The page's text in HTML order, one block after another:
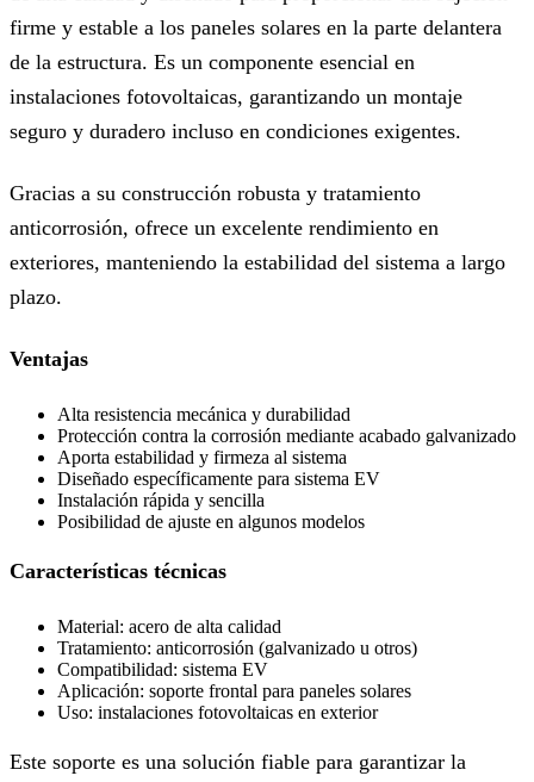
firme y estable a los paneles solares en la parte delantera
de la estructura. Es un componente esencial en
instalaciones fotovoltaicas, garantizando un montaje
seguro y duradero incluso en condiciones exigentes.
Gracias a su construcción robusta y tratamiento
anticorrosión, ofrece un excelente rendimiento en
exteriores, manteniendo la estabilidad del sistema a largo
plazo.
Ventajas
Alta resistencia mecánica y durabilidad
Protección contra la corrosión mediante acabado galvanizado
Aporta estabilidad y firmeza al sistema
Diseñado específicamente para sistema EV
Instalación rápida y sencilla
Posibilidad de ajuste en algunos modelos
Características técnicas
Material: acero de alta calidad
Tratamiento: anticorrosión (galvanizado u otros)
Compatibilidad: sistema EV
Aplicación: soporte frontal para paneles solares
Uso: instalaciones fotovoltaicas en exterior
Este soporte es una solución fiable para garantizar la